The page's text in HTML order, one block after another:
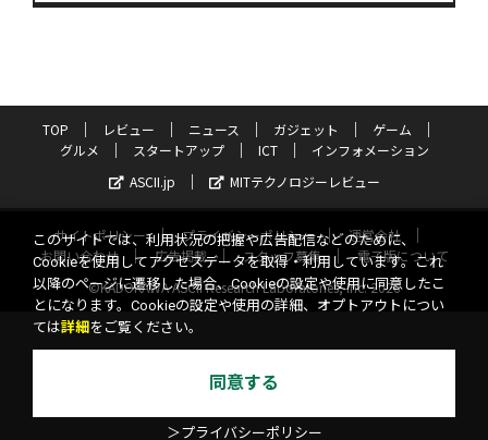
TOP レビュー ニュース ガジェット
ゲーム
グルメ
スタートアップ ICT
インフォメーション
ASCII.jp
MITテクノロジーレビュー
サイトポリシー プライバシーポリシー
運営会社
お問い合わせ
広告掲載 スタッフ募集
電子版について
©KADOKAWA ASCII Research Laboratories, Inc. 2026
このサイトでは、利用状況の把握や広告配信などのために、
Cookieを使用してアクセスデータを取得・利用しています。これ
以降のページに遷移した場合、Cookieの設定や使用に同意したこ
とになります。Cookieの設定や使用の詳細、オプトアウトについ
ては詳細 をご覧ください。
同意する
＞プライバシーポリシー